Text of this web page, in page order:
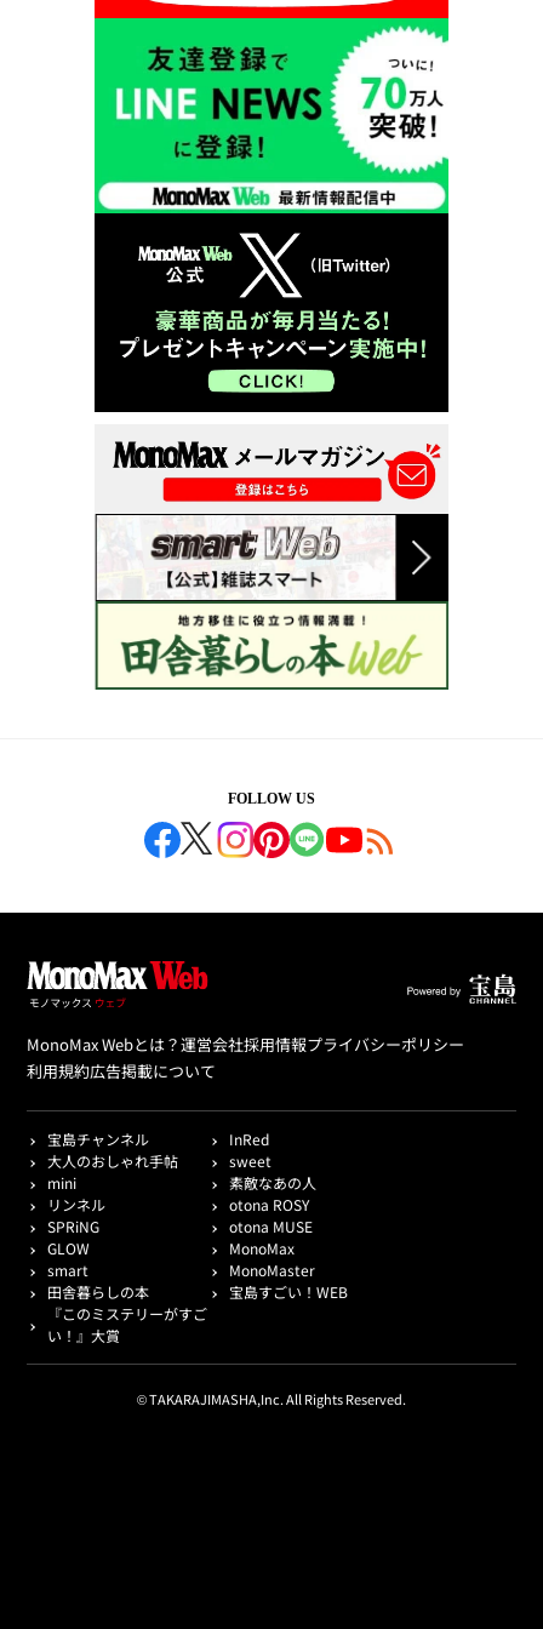
FOLLOW US
MonoMax Webとは？運営会社採用情報プライバシーポリシー
利用規約広告掲載について
宝島チャンネル
InRed
大人のおしゃれ手帖
sweet
mini
素敵なあの人
リンネル
otona ROSY
SPRiNG
otona MUSE
GLOW
MonoMax
smart
MonoMaster
田舎暮らしの本
宝島すごい！WEB
『このミステリーがすご
い！』大賞
© TAKARAJIMASHA,Inc. All Rights Reserved.